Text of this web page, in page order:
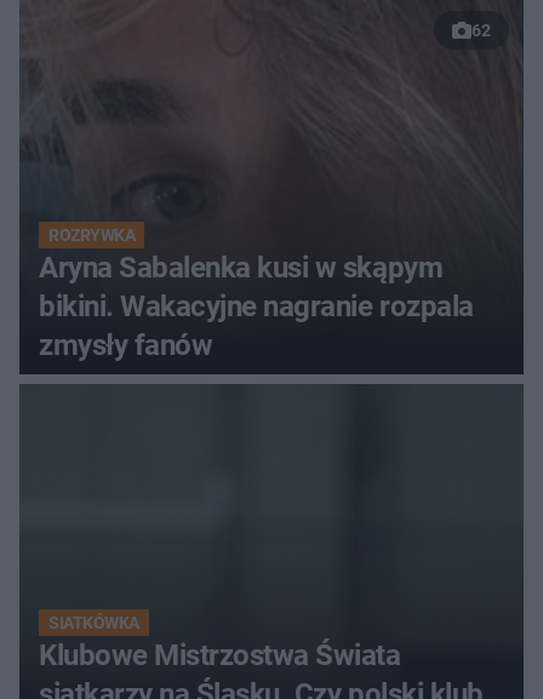
62
ROZRYWKA
Aryna Sabalenka kusi w skąpym
bikini. Wakacyjne nagranie rozpala
zmysły fanów
SIATKÓWKA
Klubowe Mistrzostwa Świata